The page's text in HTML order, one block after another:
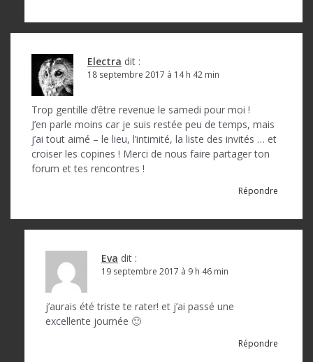
Electra dit :
18 septembre 2017 à 14 h 42 min
Trop gentille d’être revenue le samedi pour moi !
J’en parle moins car je suis restée peu de temps, mais
j’ai tout aimé – le lieu, l’intimité, la liste des invités … et
croiser les copines ! Merci de nous faire partager ton
forum et tes rencontres !
Répondre
Eva dit :
19 septembre 2017 à 9 h 46 min
j’aurais été triste te rater! et j’ai passé une
excellente journée 🙂
Répondre